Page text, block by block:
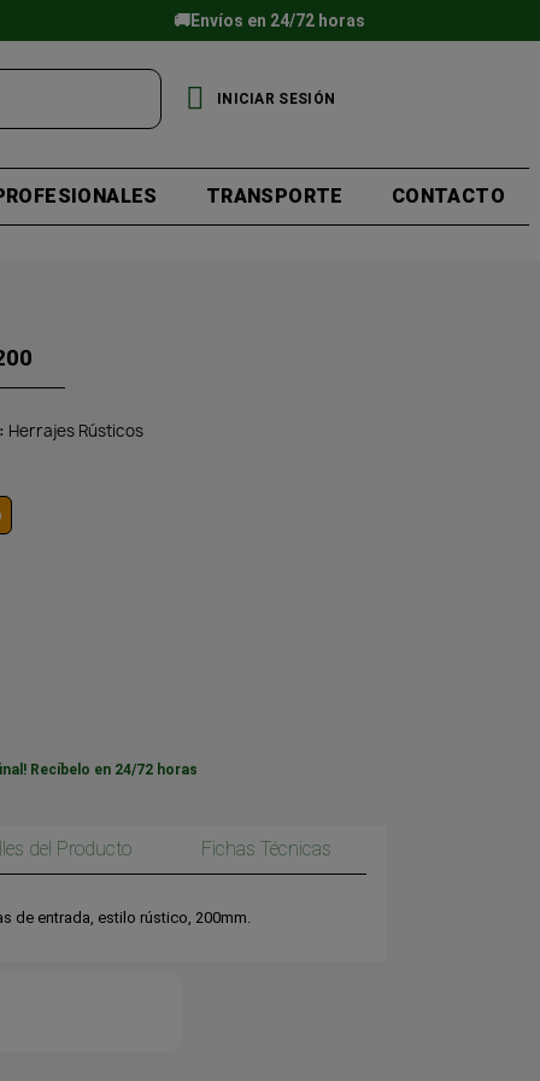
🚚Envíos en 24/72 horas
INICIAR SESIÓN
TRANSPORTE CONTACTO
Herrajes Rústicos
Recíbelo en 24/72 horas
del Producto Fichas Técnicas
Manillón sin placa para puertas de entrada, estilo rústico, 200mm.